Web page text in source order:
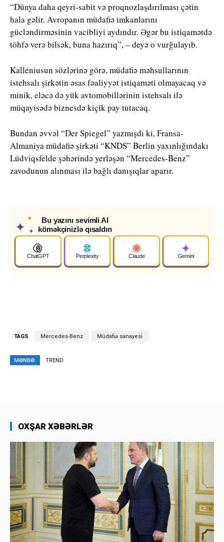
“Dünya daha qeyri-sabit və proqnozlaşdırılması çətin
hala gəlir. Avropanın müdafiə imkanlarını
gücləndirməsinin vacibliyi aydındır. Əgər bu istiqamətdə
töhfə verə bilsək, buna hazırıq”, – deyə o vurğulayıb.
Kalleniusun sözlərinə görə, müdafiə məhsullarının
istehsalı şirkətin əsas fəaliyyət istiqaməti olmayacaq və
minik, eləcə də yük avtomobillərinin istehsalı ilə
müqayisədə biznesdə kiçik pay tutacaq.
Bundan əvvəl “Der Spiegel” yazmışdı ki, Fransa-
Almaniya müdafiə şirkəti “KNDS” Berlin yaxınlığındakı
Lüdviqsfelde şəhərində yerləşən “Mercedes-Benz”
zavodunun alınması ilə bağlı danışıqlar aparır.
✦
✦
✦
Bu yazını sevimli AI
köməkçinizlə qısaldın
ChatGPT Perplexity Claude Gemini
TAGS Mercedes-Benz Müdafiə sənayesi
MƏNBƏ: TREND
OXŞAR XƏBƏRLƏR